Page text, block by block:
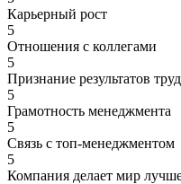
Карьерный рост
5
Отношения с коллегами
5
Признание результатов
5
Грамотность менеджмента
5
Связь с топ-менеджментом
5
Компания делает мир